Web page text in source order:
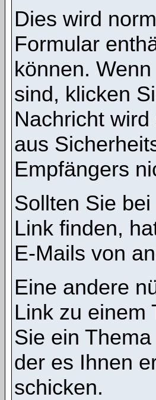
Dies wird
Formular
können.
sind, klicken
Nachricht
aus
Empfängers
Sollten Sie
Link finden,
E-Mails von
Eine andere
Link zu einem
Sie ein
der es Ihnen
schicken.